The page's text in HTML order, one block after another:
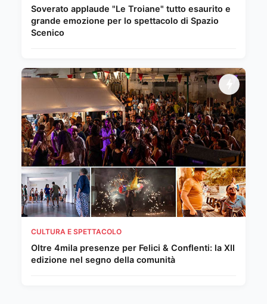
Soverato applaude "Le Troiane" tutto esaurito e
grande emozione per lo spettacolo di Spazio
Scenico
CULTURA E SPETTACOLO
Oltre 4mila presenze per Felici & Conflenti: la XII
edizione nel segno della comunità